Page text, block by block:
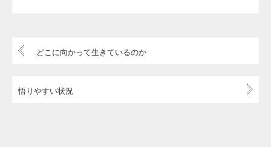
どこに向かって生きているのか
悟りやすい状況